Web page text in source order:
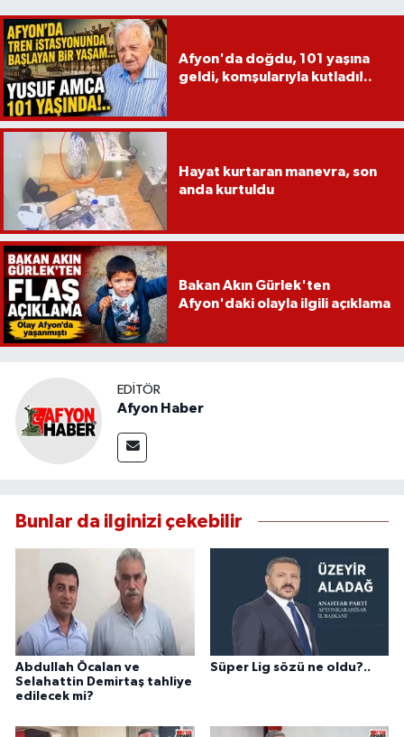
Afyon'da doğdu, 101 yaşına
geldi, komşularıyla kutladı!..
Hayat kurtaran manevra, son
anda kurtuldu
Bakan Akın Gürlek'ten
Afyon'daki olayla ilgili açıklama
EDITÖR
Afyon Haber
Bunlar da ilginizi çekebilir
Abdullah Öcalan ve
Selahattin Demirtaş tahliye
edilecek mi?
Süper Lig sözü ne oldu?..